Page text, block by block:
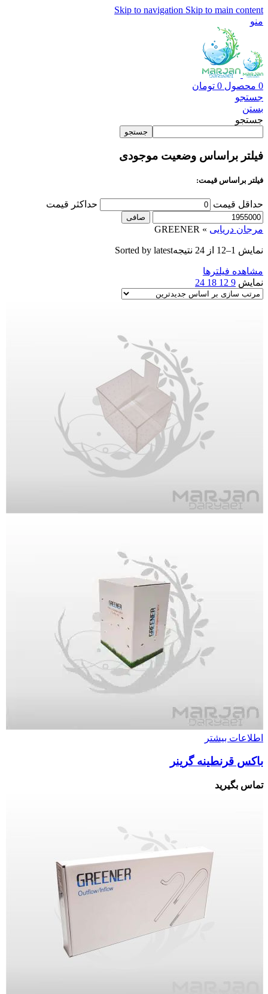
Skip to navigation Skip to main content
منو
0 محصول 0 تومان
جستجو
بستن
جستجو
جستجو
فیلتر براساس وضعیت موجودی
فیلتر براساس قیمت:
حداقل قیمت حداكثر قيمت
صافی
مرجان دریایی »
GREENER
نمایش 1–12 از 24 نتیجه Sorted by latest
مشاهده فیلترها
نمایش 9
12
18
24
اطلاعات بیشتر
باکس قرنطینه گرینر
تماس بگیرید